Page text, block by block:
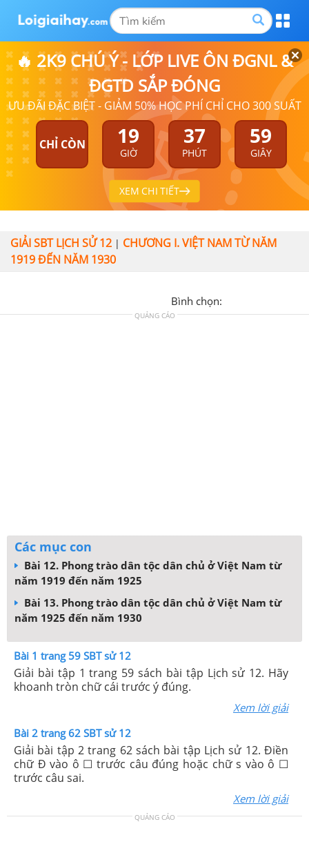
🔥 2K9 CHÚ Ý - LỚP LIVE ÔN ĐGNL &
ĐGTD SẮP ĐÓNG
ƯU ĐÃI ĐẶC BIỆT - GIẢM 50% HỌC PHÍ CHỈ CHO 300 SUẤT
CHỈ CÒN 19
GIỜ
37
PHÚT
59
GIÂY
XEM CHI TIẾT
GIẢI SBT LỊCH SỬ 12 | CHƯƠNG I. VIỆT NAM TỪ NĂM
1919 ĐẾN NĂM 1930
Bình chọn:
QUẢNG CÁO
Các mục con
Bài 12. Phong trào dân tộc dân chủ ở Việt Nam từ
năm 1919 đến năm 1925
Bài 13. Phong trào dân tộc dân chủ ở Việt Nam từ
năm 1925 đến năm 1930
Bài 1 trang 59 SBT sử 12
Giải bài tập 1 trang 59 sách bài tập Lịch sử 12. Hãy
khoanh tròn chữ cái trước ý đúng.
Xem lời giải
Bài 2 trang 62 SBT sử 12
Giải bài tập 2 trang 62 sách bài tập Lịch sử 12. Điền
chữ Đ vào ô ☐ trước câu đúng hoặc chữ s vào ô ☐
trước câu sai.
Xem lời giải
QUẢNG CÁO